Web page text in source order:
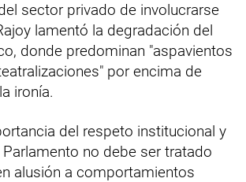
sector privado de involucrarse
lamentó la degradación del
donde predominan "aspavientos
por encima de
ironía.
del respeto institucional y
no debe ser tratado
alusión a comportamientos